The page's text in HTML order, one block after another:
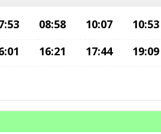
08:58 10:07 10:53
16:21 17:44 19:09